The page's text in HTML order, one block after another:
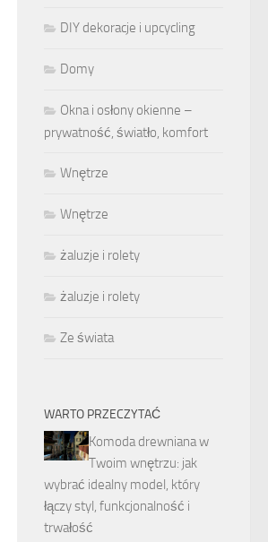
DIY dekoracje i upcycling
Domy
Okna i osłony okienne –
prywatność, światło, komfort
Wnętrze
Wnętrze
żaluzje i rolety
żaluzje i rolety
Ze świata
WARTO PRZECZYTAĆ
Komoda drewniana w
Twoim wnętrzu: jak
wybrać idealny model, który
łączy styl, funkcjonalność i
trwałość